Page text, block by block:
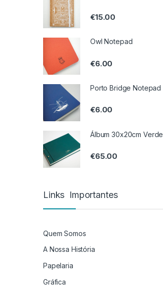
€15.00
Owl Notepad
€6.00
Porto Bridge Notepad
€6.00
Álbum 30x20cm Verde
€65.00
Links Importantes
Quem Somos
A Nossa História
Papelaria
Gráfica